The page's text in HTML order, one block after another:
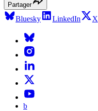
Partager
Bluesky LinkedIn X
b